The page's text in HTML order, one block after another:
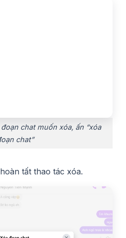
chat muốn xóa, ấn “xóa
chat”
tất thao tác xóa.